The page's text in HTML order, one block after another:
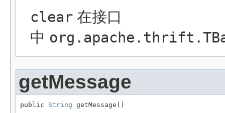
clear 在接口
中
getMessage
public String getMessage()